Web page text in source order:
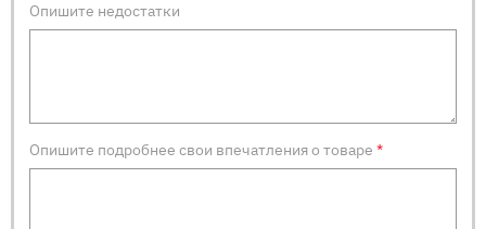
Опишите недостатки
Опишите подробнее свои впечатления о товаре*